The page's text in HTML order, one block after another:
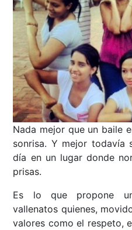
Nada mejor que un baile
sonrisa. Y mejor todavía
día en un lugar donde
prisas.
Es lo que propone
vallenatos quienes,
valores como el respeto,